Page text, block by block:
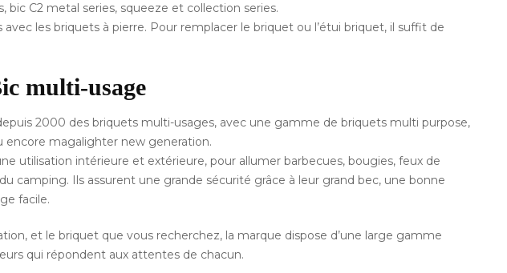
bic C2 metal series, squeeze et collection series.
les briquets à pierre. Pour remplacer le briquet ou l’étui briquet, il suffit de
multi-usage
2000 des briquets multi-usages, avec une gamme de briquets multi purpose,
encore magalighter new generation.
utilisation intérieure et extérieure, pour allumer barbecues, bougies, feux de
camping. Ils assurent une grande sécurité grâce à leur grand bec, une bonne
facile.
et le briquet que vous recherchez, la marque dispose d’une large gamme
qui répondent aux attentes de chacun.